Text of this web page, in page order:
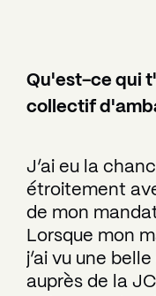
Qu'est-ce qui
collectif
J’ai eu la
étroitement
de mon
Lorsque mon
j’ai vu une
auprès de la